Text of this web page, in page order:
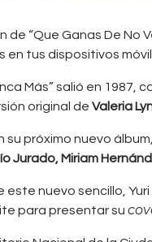
de “Que Ganas De No
en tus dispositivos
Más” salió en 1987,
original de Valeria
su próximo nuevo
Jurado, Miriam
este nuevo sencillo,
para presentar su